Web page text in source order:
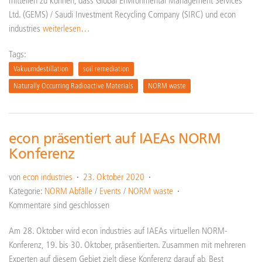
Ltd. (GEMS) / Saudi Investment Recycling Company (SIRC) und econ
industries weiterlesen…
Tags:
Vakuumdestillation
soil remediation
Naturally Occurring Radioactive Materials
NORM waste
econ präsentiert auf IAEAs NORM
Konferenz
von econ industries
23. Oktober 2020
Kategorie: NORM Abfälle / Events / NORM waste
Kommentare sind geschlossen
Am 28. Oktober wird econ industries auf IAEAs virtuellen NORM-
Konferenz, 19. bis 30. Oktober, präsentierten. Zusammen mit mehreren
Experten auf diesem Gebiet zielt diese Konferenz darauf ab, Best